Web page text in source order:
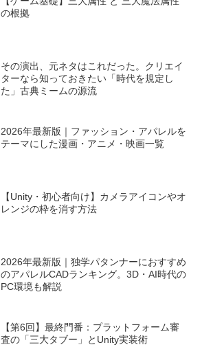
の根拠
その演出、元ネタはこれだった。クリエイ
ターなら知っておきたい「時代を規定し
た」古典ミームの源流
2026年最新版｜ファッション・アパレルを
テーマにした漫画・アニメ・映画一覧
【Unity・初心者向け】カメラアイコンやオ
レンジの枠を消す方法
2026年最新版｜独学パタンナーにおすすめ
のアパレルCADランキング。3D・AI時代の
PC環境も解説
【第6回】最終門番：プラットフォーム審
査の「三大タブー」とUnity実装術